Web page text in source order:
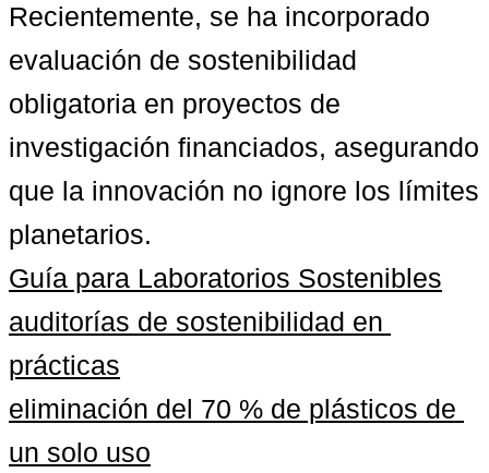
evaluación de sostenibilidad
obligatoria en proyectos de
investigación financiados, asegurando
que la innovación no ignore los límites
Guía para Laboratorios Sostenibles
auditorías de sostenibilidad en
prácticas
eliminación del 70 % de plásticos de
un solo uso